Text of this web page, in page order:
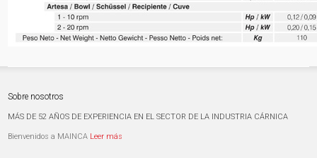
Sobre nosotros
MÁS DE 52 AÑOS DE EXPERIENCIA EN EL SECTOR DE LA INDUSTRIA CÁRNICA
Bienvenidos a MAINCA Leer más